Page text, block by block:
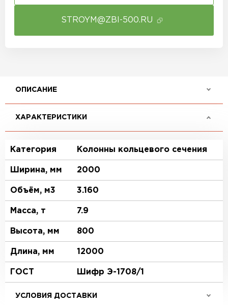
STROYM@ZBI-500.RU
ОПИСАНИЕ
ХАРАКТЕРИСТИКИ
Категория Колонны кольцевого сечения
Ширина, мм 2000
Объём, м3 3.160
Масса, т 7.9
Высота, мм 800
Длина, мм 12000
ГОСТ Шифр Э-1708/1
УСЛОВИЯ ДОСТАВКИ